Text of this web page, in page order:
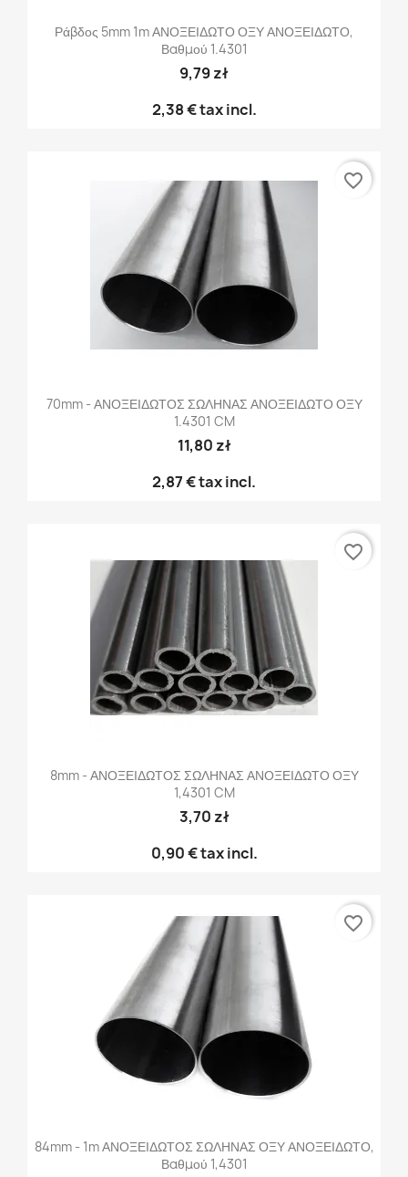
Ράβδος 5mm 1m ΑΝΟΞΕΙΔΩΤΟ ΟΞΥ ΑΝΟΞΕΙΔΩΤΟ,
Βαθμού 1.4301
9,79 zł
2,38 €tax incl.
70mm - ΑΝΟΞΕΙΔΩΤΟΣ ΣΩΛΗΝΑΣ ΑΝΟΞΕΙΔΩΤΟ ΟΞΥ
1.4301 CM
11,80 zł
2,87 €tax incl.
favorite_border
8mm - ΑΝΟΞΕΙΔΩΤΟΣ ΣΩΛΗΝΑΣ ΑΝΟΞΕΙΔΩΤΟ ΟΞΥ
1,4301 CM
3,70 zł
0,90 €tax incl.
favorite_border
84mm - 1m ΑΝΟΞΕΙΔΩΤΟΣ ΣΩΛΗΝΑΣ ΟΞΥ ΑΝΟΞΕΙΔΩΤΟ,
Βαθμού 1,4301
favorite_border